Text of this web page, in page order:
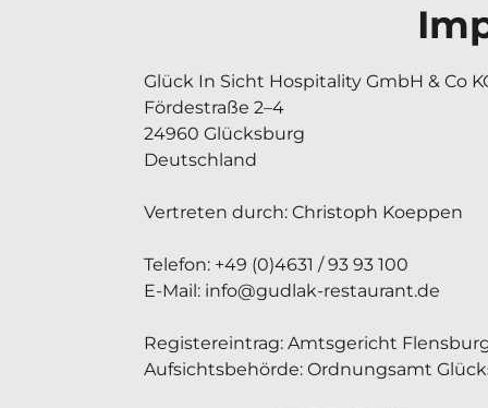
Glück In Sicht Hospitality GmbH & Co
Fördestraße 2–4
24960 Glücksburg
Deutschland
Vertreten durch: Christoph Koeppen
Telefon: +49 (0)4631 / 93 93 100
E-Mail: info@gudlak-restaurant.de
Registereintrag: Amtsgericht
Aufsichtsbehörde: Ordnungsamt